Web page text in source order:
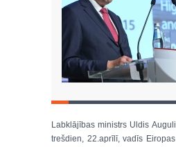
Labklājības ministrs Uldis
trešdien, 22.aprīlī, vadīs